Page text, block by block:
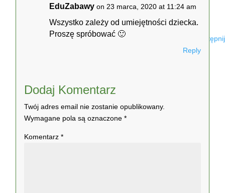
Udostępnij
EduZabawy on 23 marca, 2020 at 11:24 am
Wszystko zależy od umiejętności dziecka.
Proszę spróbować 🙂
Reply
Dodaj Komentarz
Twój adres email nie zostanie opublikowany.
Wymagane pola są oznaczone*
Komentarz*